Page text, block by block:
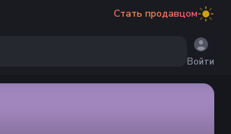
Стать продавцом
Войти